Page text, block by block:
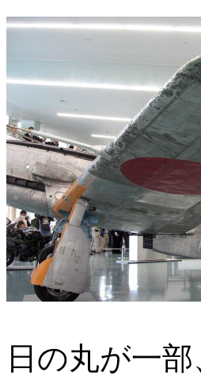
日の丸が一